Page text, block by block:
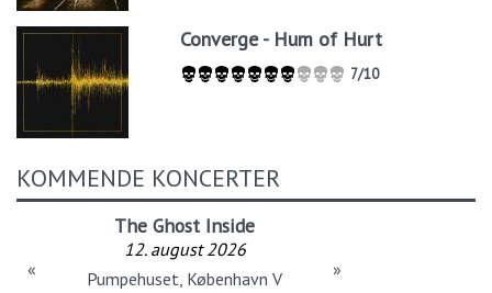
Converge - Hum of Hurt
7/10
KOMMENDE KONCERTER
The Ghost Inside
12. august 2026
Pumpehuset, København V
« »